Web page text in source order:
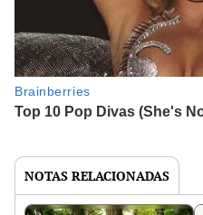
NOTAS RELACIONADAS